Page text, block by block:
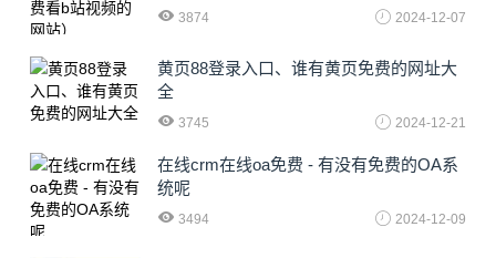
3874 2024-12-07
黄页88登录入口、谁有黄页免费的网址大
全
3745 2024-12-21
在线crm在线oa免费 - 有没有免费的OA系
统呢
3494 2024-12-09